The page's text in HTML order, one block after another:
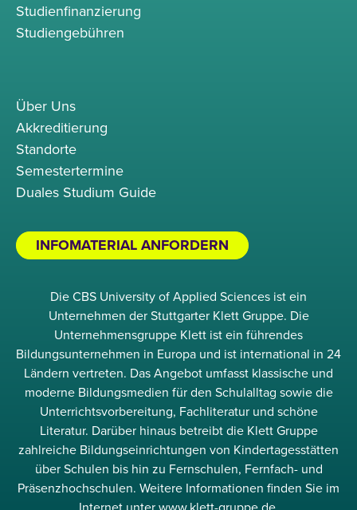
Studienfinanzierung
Studiengebühren
Über Uns
Akkreditierung
Standorte
Semestertermine
Duales Studium Guide
INFOMATERIAL ANFORDERN
Die CBS University of Applied Sciences ist ein
Unternehmen der Stuttgarter Klett Gruppe. Die
Unternehmensgruppe Klett ist ein führendes
Bildungsunternehmen in Europa und ist international in 24
Ländern vertreten. Das Angebot umfasst klassische und
moderne Bildungsmedien für den Schulalltag sowie die
Unterrichtsvorbereitung, Fachliteratur und schöne
Literatur. Darüber hinaus betreibt die Klett Gruppe
zahlreiche Bildungseinrichtungen von Kindertagesstätten
über Schulen bis hin zu Fernschulen, Fernfach- und
Präsenzhochschulen. Weitere Informationen finden Sie im